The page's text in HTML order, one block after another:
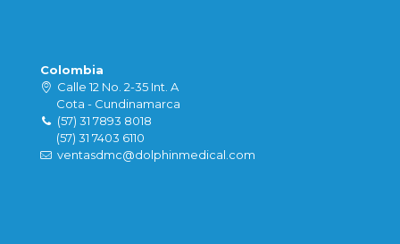
Colombia
Calle 12 No. 2-35 Int. A
Cota - Cundinamarca
(57) 31 7893 8018
(57) 31 7403 6110
ventasdmc@dolphinmedical.com